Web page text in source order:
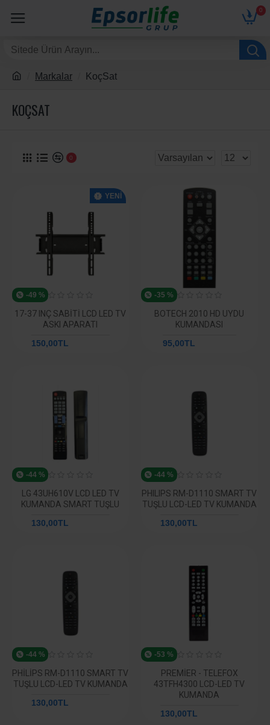
0
Markalar KoçSat
KOÇSAT
0
YENI
-49 %
17-37 INÇ SABITI LCD LED TV
ASKI APARATI
150,00TL
-35 %
BOTECH 2010 HD UYDU
KUMANDASI
95,00TL
-44 %
LG 43UH610V LCD LED TV
KUMANDA SMART TUŞLU
130,00TL
-44 %
PHILIPS RM-D1110 SMART TV
TUŞLU LCD-LED TV KUMANDA
130,00TL
-44 %
PHILIPS RM-D1110 SMART TV
TUŞLU LCD-LED TV KUMANDA
130,00TL
-53 %
PREMIER - TELEFOX
43TFH4300 LCD-LED TV
KUMANDA
130,00TL